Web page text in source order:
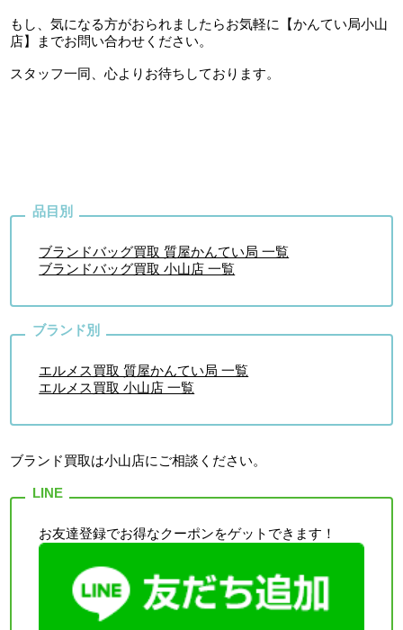
もし、気になる方がおられましたらお気軽に【かんてい局小山
店】までお問い合わせください。
スタッフ一同、心よりお待ちしております。
ブランドバッグ買取 質屋かんてい局 一覧
ブランドバッグ買取 小山店 一覧
エルメス買取 質屋かんてい局 一覧
エルメス買取 小山店 一覧
ブランド買取は小山店にご相談ください。
お友達登録でお得なクーポンをゲットできます！